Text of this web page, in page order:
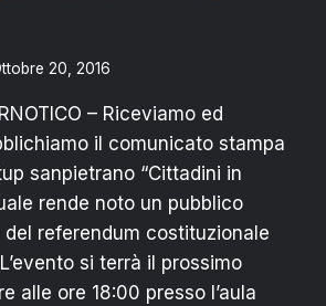
20, 2016
– Riceviamo ed
il comunicato stampa
sanpietrano “Cittadini in
rende noto un pubblico
referendum costituzionale
si terrà il prossimo
alle ore 18:00 presso l’aula